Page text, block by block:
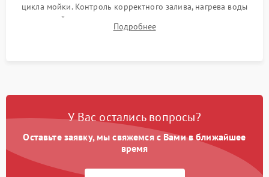
цикла мойки. Контроль корректного залива, нагрева воды
до нужной температуры, отсутствия посторонних шумов,
штатного слива и абсолютной сухости в поддоне.
Подробнее
У Вас остались вопросы?
Оставьте заявку, мы свяжемся с Вами в ближайшее
время